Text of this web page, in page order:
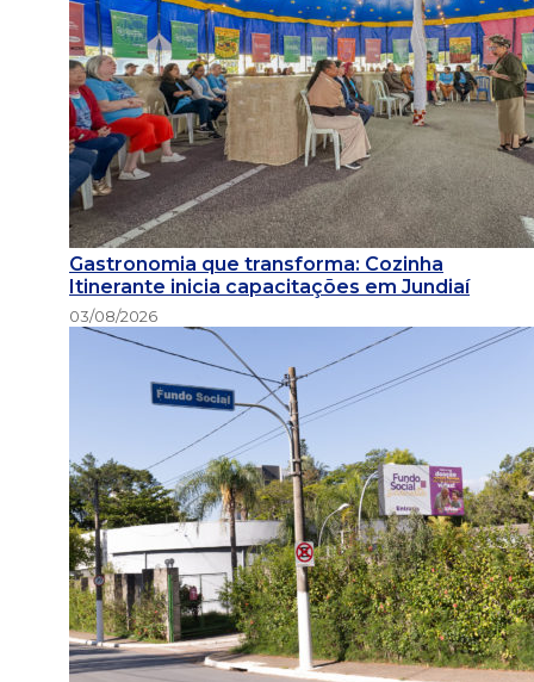
Gastronomia que transforma: Cozinha
Itinerante inicia capacitações em Jundiaí
03/08/2026